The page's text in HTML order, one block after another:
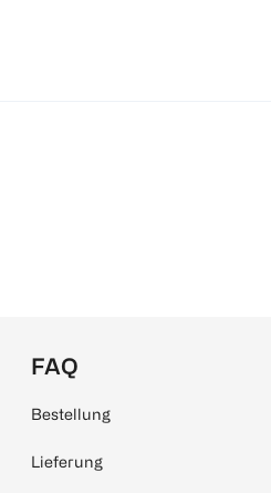
FAQ
Bestellung
Lieferung